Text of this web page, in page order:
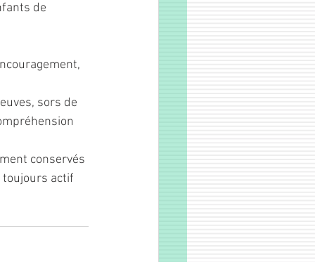
de
sors de
conservés
toujours actif